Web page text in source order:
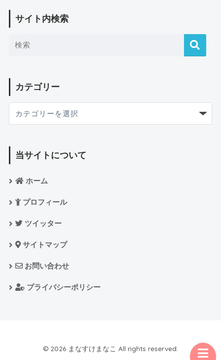
サイト内検索
カテゴリー
当サイトについて
ホーム
プロフィール
ツイッター
サイトマップ
お問い合わせ
プライバシーポリシー
© 2026 まなすけまなこ All rights reserved.